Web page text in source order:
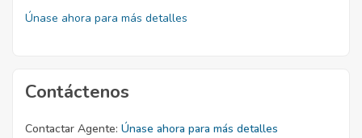
Únase ahora para más detalles
Contáctenos
Contactar Agente: Únase ahora para más detalles